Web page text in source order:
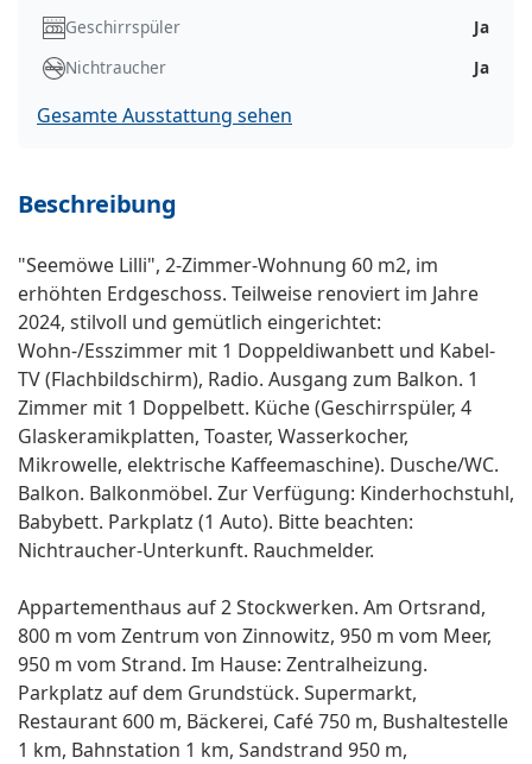
Geschirrspüler
Ja
Nichtraucher
Ja
Gesamte Ausstattung sehen
Beschreibung
"Seemöwe Lilli", 2-Zimmer-Wohnung 60 m2, im
erhöhten Erdgeschoss. Teilweise renoviert im Jahre
2024, stilvoll und gemütlich eingerichtet:
Wohn-/Esszimmer mit 1 Doppeldiwanbett und Kabel-
TV (Flachbildschirm), Radio. Ausgang zum Balkon. 1
Zimmer mit 1 Doppelbett. Küche (Geschirrspüler, 4
Glaskeramikplatten, Toaster, Wasserkocher,
Mikrowelle, elektrische Kaffeemaschine). Dusche/WC.
Balkon. Balkonmöbel. Zur Verfügung: Kinderhochstuhl,
Babybett. Parkplatz (1 Auto). Bitte beachten:
Nichtraucher-Unterkunft. Rauchmelder.
Appartementhaus auf 2 Stockwerken. Am Ortsrand,
800 m vom Zentrum von Zinnowitz, 950 m vom Meer,
950 m vom Strand. Im Hause: Zentralheizung.
Parkplatz auf dem Grundstück. Supermarkt,
Restaurant 600 m, Bäckerei, Café 750 m, Bushaltestelle
1 km, Bahnstation 1 km, Sandstrand 950 m,